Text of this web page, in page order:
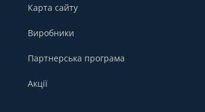
Карта сайту
Виробники
Партнерська програма
Акції